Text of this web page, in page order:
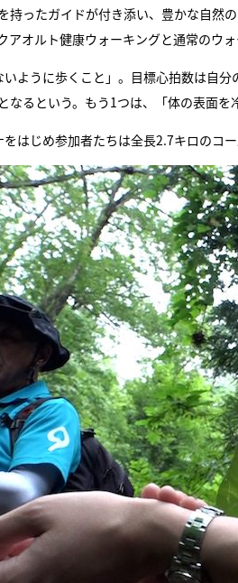
持ったガイドが付き添い、豊かな自然
アオルト健康ウォーキングと通常のウ
ように歩くこと」。目標心拍数は自
なるという。もう1つは、「体の表面を
はじめ参加者たちは全長2.7キロのコー